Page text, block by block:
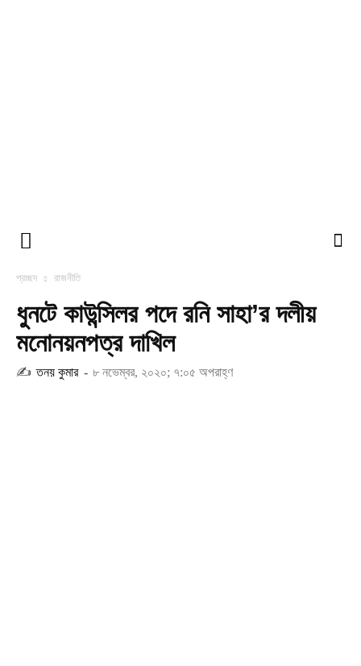
প্রচ্ছদ রাজনীতি
ধুনটে কাউন্সিলর পদে রনি সাহা’র দলীয়
মনোনয়নপত্র দাখিল
✍ তনয় কুমার - ৮ নভেম্বর, ২০২০; ৭:০৫ অপরাহ্ণ